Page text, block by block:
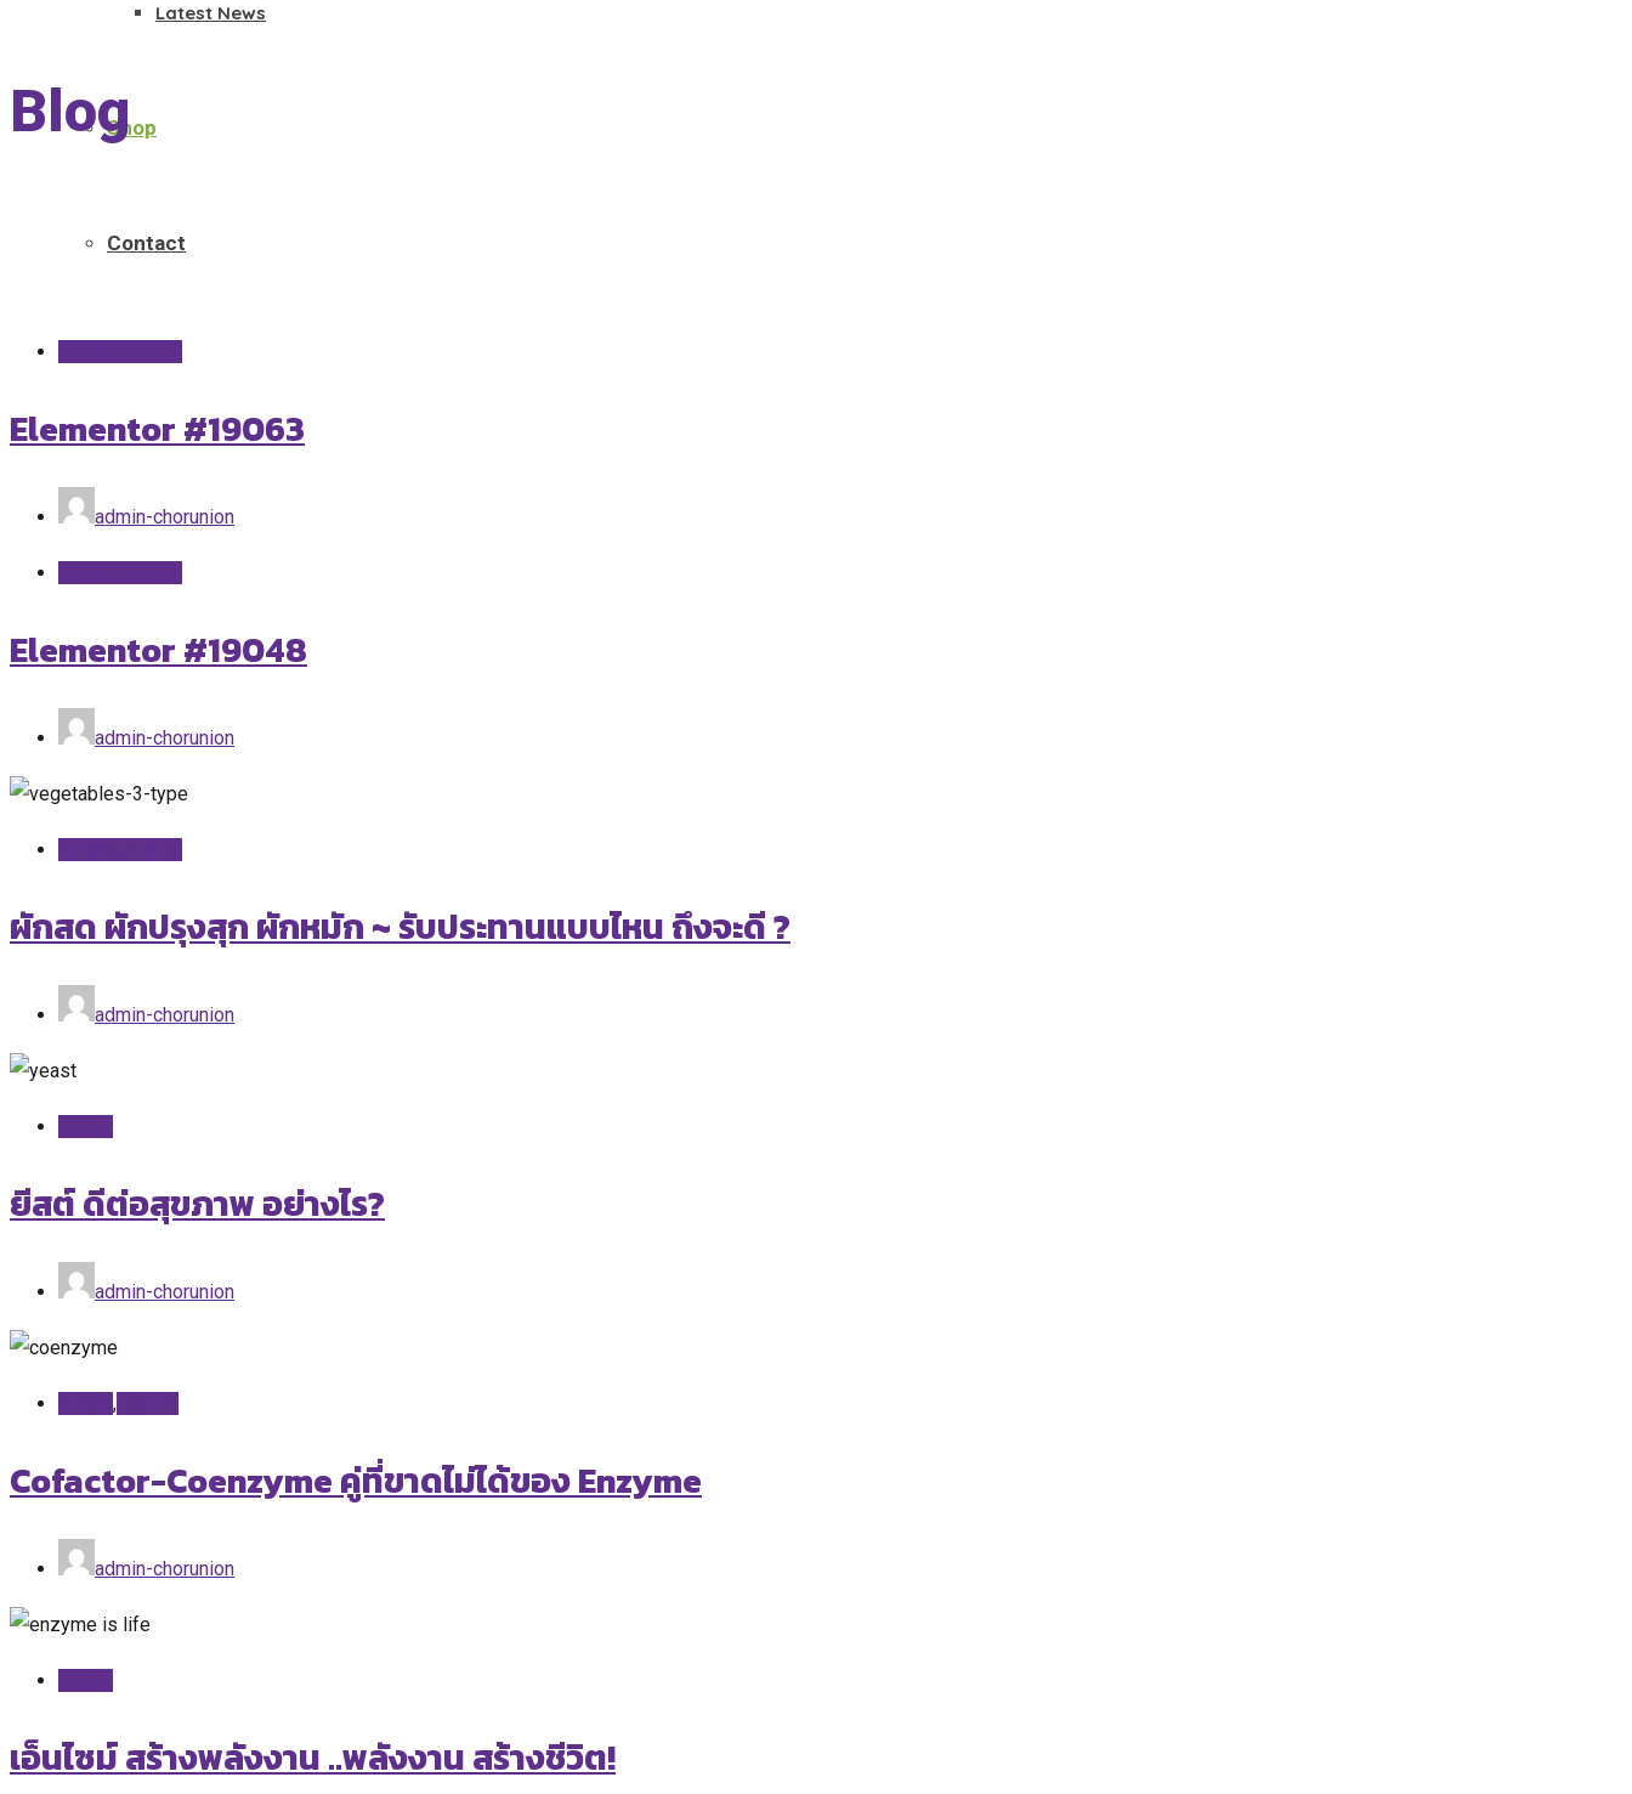
Latest News
Shop
Contact
Blog
Elementor #19063
admin-chorunion
Elementor #19048
admin-chorunion
ผักสด ผักปรุงสุก ผักหมัก ~ รับประทานแบบไหน ถึงจะดี ?
admin-chorunion
ยีสต์ ดีต่อสุขภาพ อย่างไร?
admin-chorunion
,
Cofactor-Coenzyme คู่ที่ขาดไม่ได้ของ Enzyme
admin-chorunion
เอ็นไซม์ สร้างพลังงาน ..พลังงาน สร้างชีวิต!